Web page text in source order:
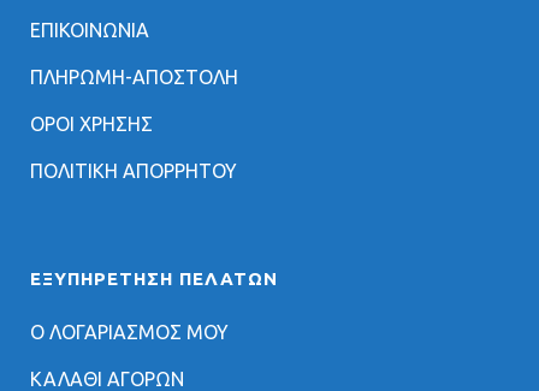
ΕΠΙΚΟΙΝΩΝΙΑ
ΠΛΗΡΩΜΗ-ΑΠΟΣΤΟΛΗ
ΟΡΟΙ ΧΡΗΣΗΣ
ΠΟΛΙΤΙΚΗ ΑΠΟΡΡΗΤΟΥ
ΕΞΥΠΗΡΈΤΗΣΗ ΠΕΛΑΤΏΝ
Ο ΛΟΓΑΡΙΑΣΜΟΣ ΜΟΥ
ΚΑΛΑΘΙ ΑΓΟΡΩΝ